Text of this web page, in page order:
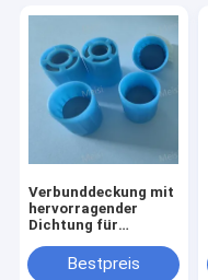
Verbunddeckung mit
hervorragender
Dichtung für
Kreuzdeckung
Bestpreis